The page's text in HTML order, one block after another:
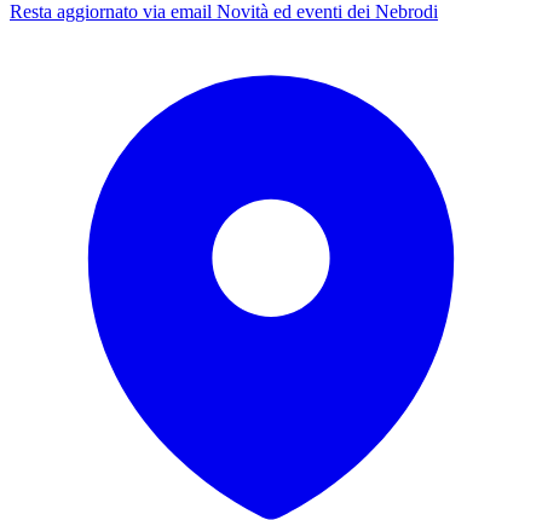
Resta aggiornato via email Novità ed eventi dei Nebrodi